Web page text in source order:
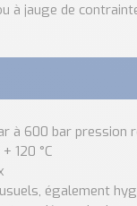
à jauge de
à 600 bar pression
120 °C
également